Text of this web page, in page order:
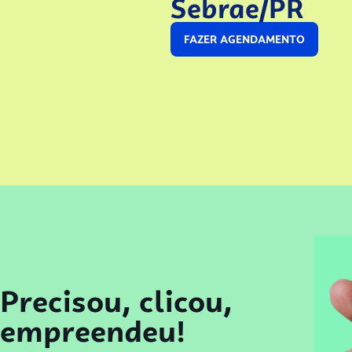
Sebrae/PR
FAZER AGENDAMENTO
Precisou, clicou,
empreendeu!